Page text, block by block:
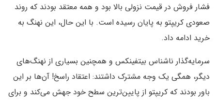
فشار فروش در قیمت نزولی بالا بود و همه معتقد بودند که روند
صعودی کریپتو به پایان رسیده‌ است. با این حال، این نهنگ به
خرید ادامه داد.
سرمایه‌گذار ناشناس بیتفینکس و همچنین بسیاری از نهنگ‌های
دیگر، همگی یک وجه مشترک داشتند: اعتقاد راسخ! آن‌ها بر این
باور بودند که کریپتو از پایین‌ترین سطح خود جهش می‌کند و برای